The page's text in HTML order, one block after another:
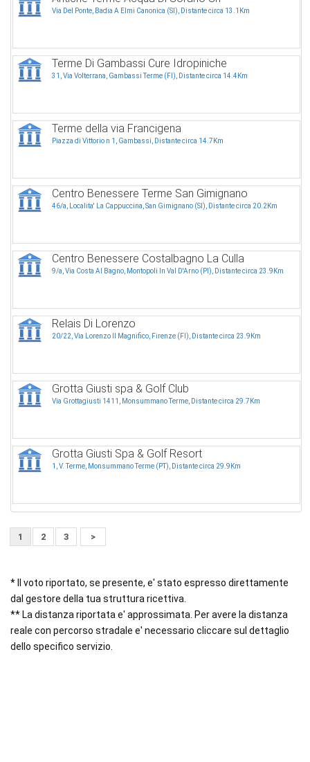
Via Del Ponte, Badia A Elmi Canonica (SI), Distante circa 13.1Km
Terme Di Gambassi Cure Idropiniche
31, Via Volterrana, Gambassi Terme (FI), Distante circa 14.4Km
Terme della via Francigena
Piazza di Vittorio n 1, Gambassi, Distante circa 14.7Km
Centro Benessere Terme San Gimignano
46/a, Localita' La Cappuccina, San Gimignano (SI), Distante circa 20.2Km
Centro Benessere Costalbagno La Culla
9/a, Via Costa Al Bagno, Montopoli In Val D'Arno (PI), Distante circa 23.9Km
Relais Di Lorenzo
20/22, Via Lorenzo Il Magnifico, Firenze (FI), Distante circa 23.9Km
Grotta Giusti spa & Golf Club
Via Grottagiusti 1411, Monsummano Terme, Distante circa 29.7Km
Grotta Giusti Spa & Golf Resort
1, V. Terme, Monsummano Terme (PT), Distante circa 29.9Km
1 2 3 >
* Il voto riportato, se presente, e' stato espresso direttamente
dal gestore della tua struttura ricettiva.
** La distanza riportata e' approssimata. Per avere la distanza
reale con percorso stradale e' necessario cliccare sul dettaglio
dello specifico servizio.